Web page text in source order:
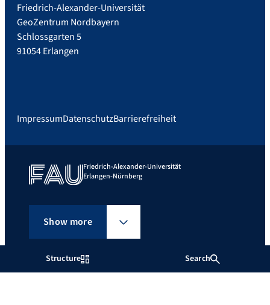
Structure Search
Friedrich-Alexander-Universität
GeoZentrum Nordbayern
Schlossgarten 5
91054 Erlangen
ImpressumDatenschutzBarrierefreiheit
Friedrich-Alexander-Universität
Erlangen-Nürnberg
Show more